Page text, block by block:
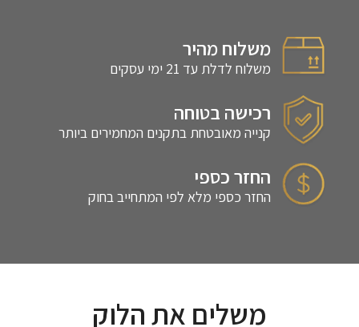
משלוח מהיר
משלוח לדלת עד 21 ימי עסקים
רכישה בטוחה
קנייה מאובטחת בתקנים המחמירים ביותר
החזר כספי
החזר כספי מלא לפי המתחייב בחוק
משלים את הלוק